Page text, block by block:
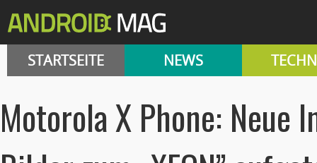
STARTSEITE NEWS
Motorola X Phone: Neue